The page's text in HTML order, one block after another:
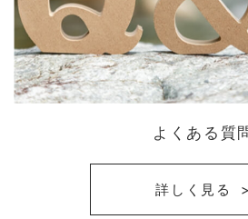
よくある質
詳しく見る